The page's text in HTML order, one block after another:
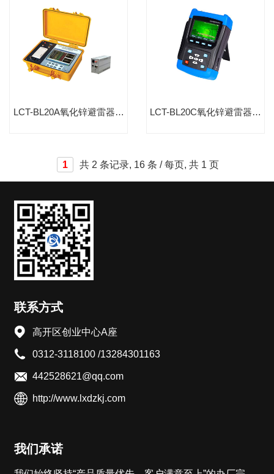
LCT-BL20A氧化锌避雷器带 LCT-BL20C氧化锌避雷器带
1 共 2 条记录, 16 条 / 每页, 共 1 页
联系方式
高开区创业中心A座
0312-3118100 /13284301163
442528621@qq.com
http://www.lxdzkj.com
我们承诺